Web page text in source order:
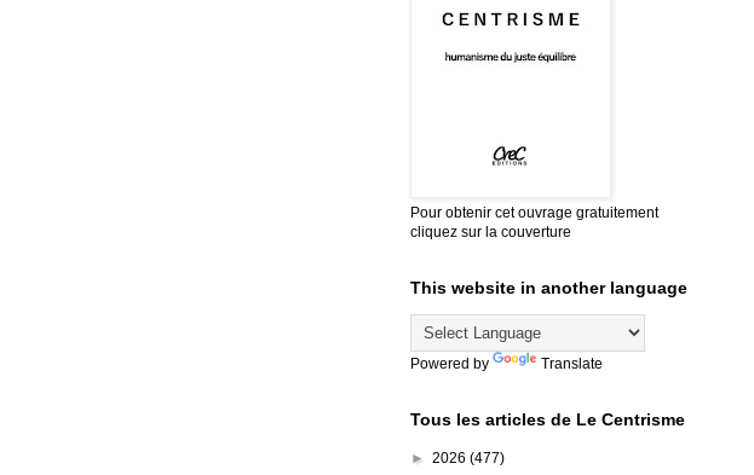
Pour obtenir cet ouvrage gratuitement
cliquez sur la couverture
This website in another language
Powered by Translate
Tous les articles de Le Centrisme
► 2026 (477)